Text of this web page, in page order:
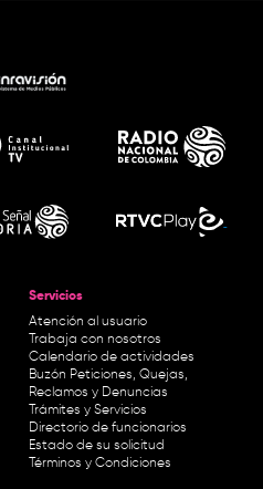
Servicios
Atención al usuario
Trabaja con nosotros
Calendario de actividades
Buzón Peticiones, Quejas,
Reclamos y Denuncias
Trámites y Servicios
Directorio de funcionarios
Estado de su solicitud
Términos y Condiciones